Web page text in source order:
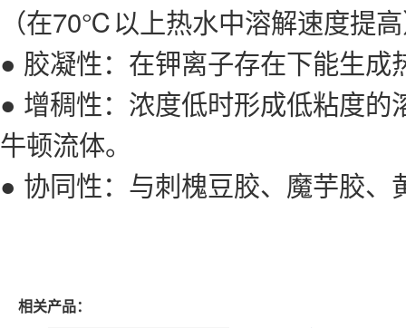
（在70℃以上热水中溶解速度提
● 胶凝性：在钾离子存在下能生成
● 增稠性：浓度低时形成低粘度
牛顿流体。
● 协同性：与刺槐豆胶、魔芋胶
相关产品：